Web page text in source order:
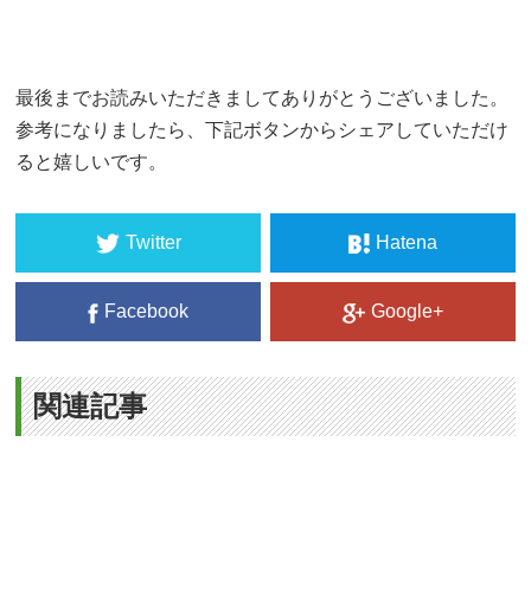
最後までお読みいただきましてありがとうございました。
参考になりましたら、下記ボタンからシェアしていただけ
ると嬉しいです。
Twitter Hatena
Facebook Google+
関連記事